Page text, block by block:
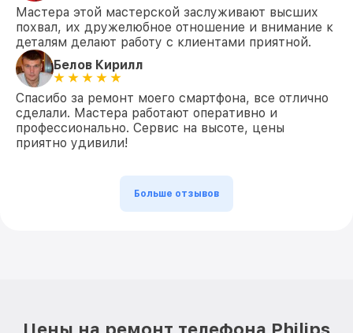
Мастера этой мастерской заслуживают высших
похвал, их дружелюбное отношение и внимание к
деталям делают работу с клиентами приятной.
Белов Кирилл
Спасибо за ремонт моего смартфона, все отлично
сделали. Мастера работают оперативно и
профессионально. Сервис на высоте, цены
приятно удивили!
Больше отзывов